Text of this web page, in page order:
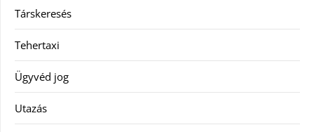
Társkeresés
Tehertaxi
Ügyvéd jog
Utazás